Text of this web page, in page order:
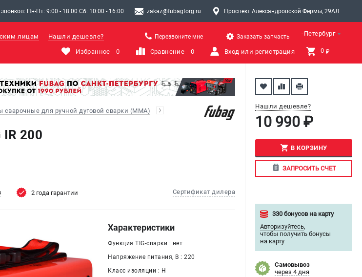
Пн-Пт: 9:00 - 18:00 Сб: 10:00 - 16:00 zakaz@fubagtorg.ru Проспект Александровской Фермы, 29АЛ
Санкт-Петербург
лицам Нашли дешевле? Перезвоните мне Заказать запчасть
Избранное 0 Сравнение 0 Вход или регистрация 0 ₽
сварочные для ручной дуговой сварки (MMA)
IR 200
Сертификат дилера
2 года гарантии
Нашли дешевле?
10 990 ₽
В КОРЗИНУ
ЗАПРОСИТЬ СЧЕТ
330 бонусов на карту
Авторизуйтесь,
чтобы получить бонусы
на карту
Самовывоз
через 4 дня
Характеристики
Функция TIG-сварки : нет
Напряжение питания, В : 220
Класс изоляции : Н